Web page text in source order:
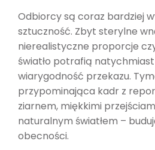
Odbiorcy są coraz bardziej
sztuczność. Zbyt sterylne
nierealistyczne proporcje
światło potrafią
wiarygodność przekazu.
przypominająca kadr z
ziarnem, miękkimi
naturalnym światłem –
obecności.